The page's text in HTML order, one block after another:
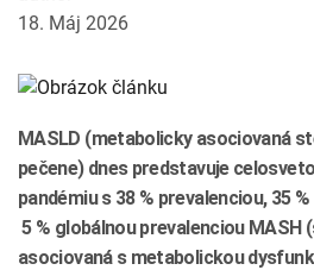
Human papillomavirus (HPV)
18. Máj 2026
MASLD (metabolicky asociovaná
pečene) dnes predstavuje
pandémiu s 38 % prevalenciou, 35
5 % globálnou prevalenciou
asociovaná s metabolickou